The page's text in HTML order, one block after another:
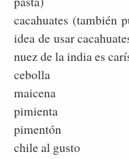
cacahuates (también
idea de usar
nuez de la india es
cebolla
maicena
pimienta
pimentón
chile al gusto